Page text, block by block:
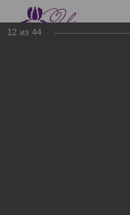
12 из 44